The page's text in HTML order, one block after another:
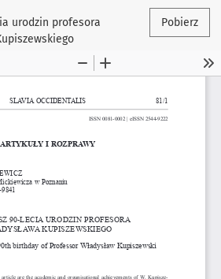
artykułu
urodzin profesora
Pobierz